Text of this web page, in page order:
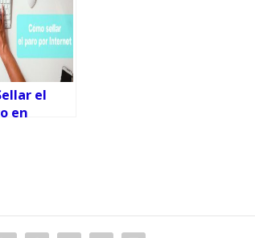
el
en